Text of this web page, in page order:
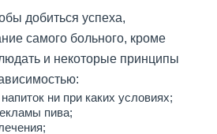
В КУРГАНЕ
добиться успеха,
самого больного, кроме
и некоторые принципы
ни при каких условиях;
пива;